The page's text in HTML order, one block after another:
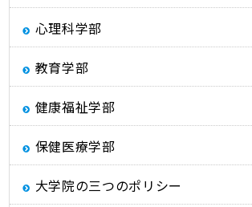
心理科学部
教育学部
健康福祉学部
保健医療学部
大学院の三つのポリシー